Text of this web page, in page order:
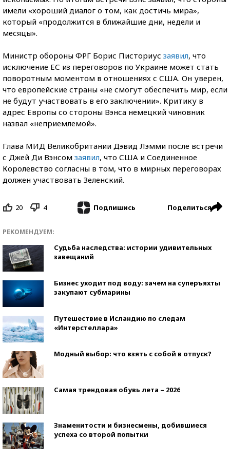
имели «хороший диалог о том, как достичь мира»,
который «продолжится в ближайшие дни, недели и
месяцы».
Министр обороны ФРГ Борис Писториус заявил, что
исключение ЕС из переговоров по Украине может стать
поворотным моментом в отношениях с США. Он уверен,
что европейские страны «не смогут обеспечить мир, если
не будут участвовать в его заключении». Критику в
адрес Европы со стороны Вэнса немецкий чиновник
назвал «неприемлемой».
Глава МИД Великобритании Дэвид Лэмми после встречи
с Джей Ди Вэнсом заявил, что США и Соединенное
Королевство согласны в том, что в мирных переговорах
должен участвовать Зеленский.
20 4 Подпишись Поделиться
РЕКОМЕНДУЕМ:
Судьба наследства: истории удивительных
завещаний
Бизнес уходит под воду: зачем на суперъяхты
закупают субмарины
Путешествие в Исландию по следам
«Интерстеллара»
Модный выбор: что взять с собой в отпуск?
Самая трендовая обувь лета – 2026
Знаменитости и бизнесмены, добившиеся
успеха со второй попытки